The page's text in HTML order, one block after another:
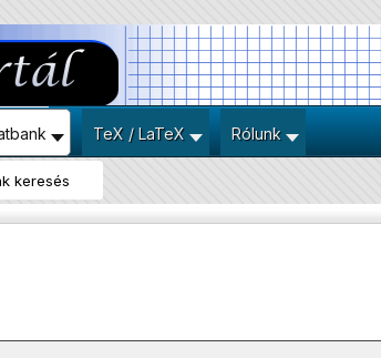
TeX / LaTeX Rólunk
keresés